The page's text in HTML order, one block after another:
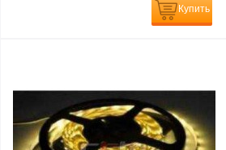
Купить